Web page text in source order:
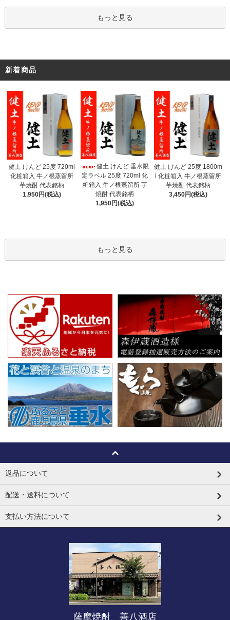
もっと見る
新着商品
健土 けんど 25度 720ml
化粧箱入 牛ノ根蒸留所
芋焼酎 代表銘柄
1,950円(税込)
健土 けんど 垂水限
定ラベル 25度 720ml 化
粧箱入 牛ノ根蒸留所 芋
焼酎 代表銘柄
1,950円(税込)
健土 けんど 25度 1800m
l 化粧箱入 牛ノ根蒸留所
芋焼酎 代表銘柄
3,450円(税込)
もっと見る
返品について
配送・送料について
支払い方法について
薩摩焼酎 善八酒店